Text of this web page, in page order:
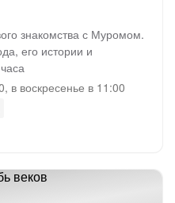
знакомства с Муромом.
его истории и
в воскресенье в 11:00